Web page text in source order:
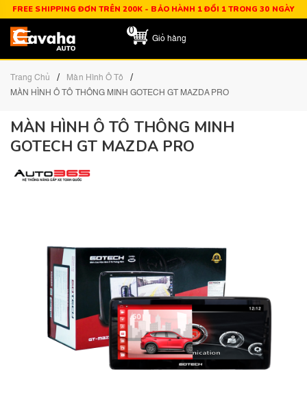
FREE SHIPPING ĐƠN TRÊN 200K - BẢO HÀNH 1 ĐỔI 1 TRONG 30 NGÀY
0
Giỏ hàng
Trang Chủ / Màn Hình Ô Tô /
MÀN HÌNH Ô TÔ THÔNG MINH GOTECH GT MAZDA PRO
MÀN HÌNH Ô TÔ THÔNG MINH
GOTECH GT MAZDA PRO